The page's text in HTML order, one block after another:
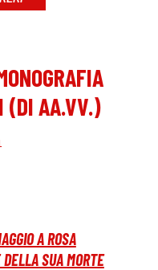
(DI AA.VV.)
A ROSA
SUA MORTE